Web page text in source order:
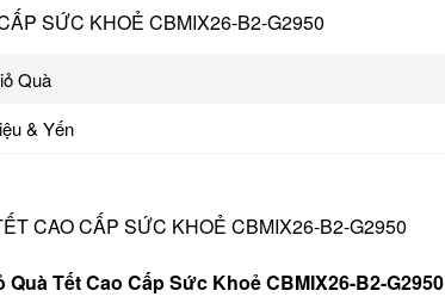
SỨC KHOẺ CBMIX26-B2-G2950
Quà
& Yến
CAO CẤP SỨC KHOẺ CBMIX26-B2-G2950
Quà Tết Cao Cấp Sức Khoẻ CBMIX26-B2-G2950